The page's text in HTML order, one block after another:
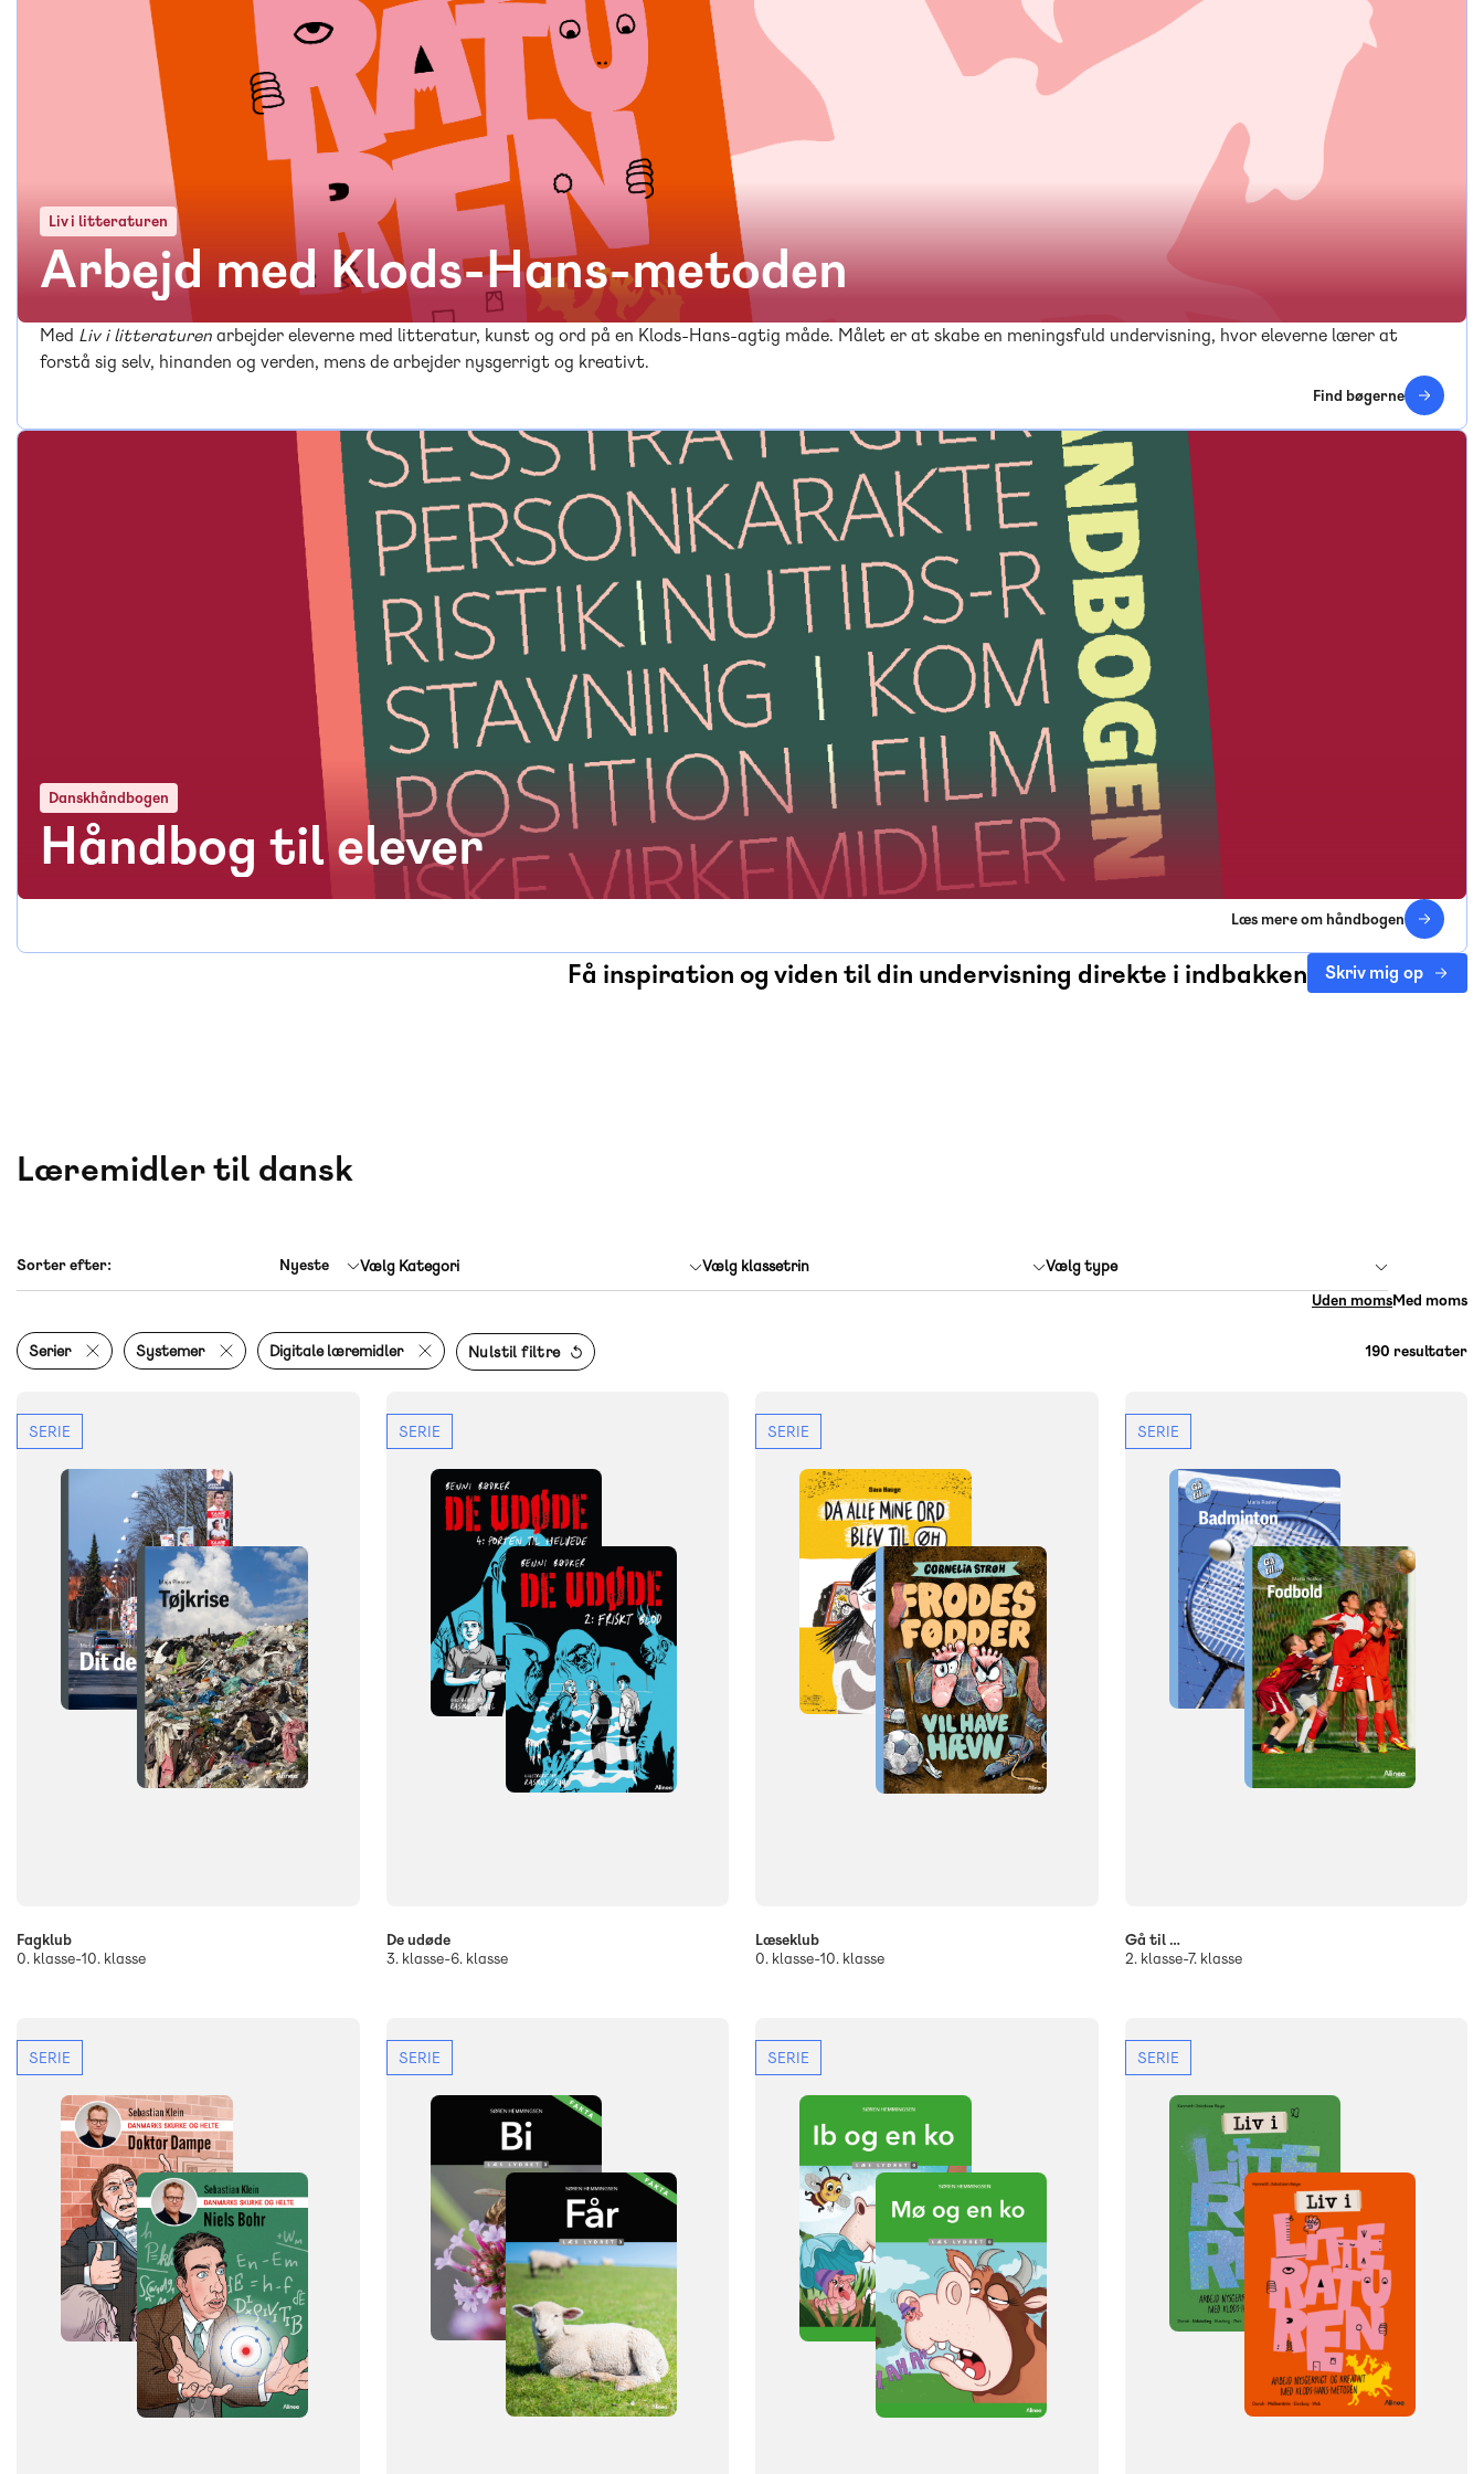
Liv i litteraturen
Arbejd med Klods-Hans-metoden
Med Liv i litteraturenarbejder eleverne med litteratur, kunst og ord på en Klods-Hans-agtig måde. Målet er at skabe en meningsfuld undervisning, hvor eleverne lærer at
forstå sig selv, hinanden og verden, mens de arbejder nysgerrigt og kreativt.
Find bøgerne
Danskhåndbogen
Håndbog til elever
Læs mere om håndbogen
Få inspiration og viden til din undervisning direkte i indbakken Skriv mig op
Læremidler til dansk
Nyeste Vælg Kategori Vælg klassetrin
Vælg type
Uden momsMed moms
Serier Systemer Digitale læremidler Nulstil filtre 190 resultater
SERIE
Fagklub
0. klasse-10. klasse
SERIE
De udøde
3. klasse-6. klasse
SERIE
Læseklub
0. klasse-10. klasse
SERIE
Gå til …
2. klasse-7. klasse
SERIE SERIE SERIE SERIE